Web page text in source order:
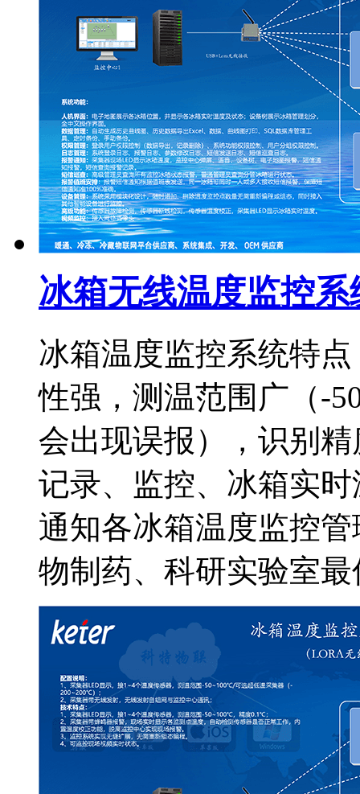
冰箱无线温度监控系
冰箱温度监控系统特
性强，测温范围广（-
会出现误报），识别
记录、监控、冰箱实
通知各冰箱温度监控
物制药、科研实验室